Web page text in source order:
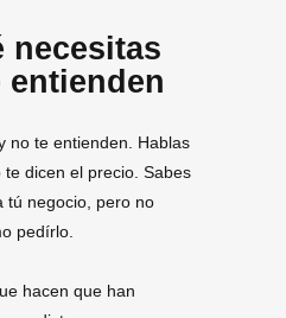
necesitas
no te entienden. Hablas
dicen el precio. Sabes
tú negocio, pero no
pedírlo.
hacen que han